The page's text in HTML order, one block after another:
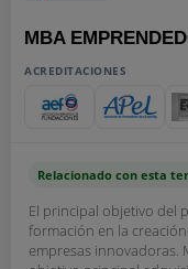
MBA
ACREDITACIONES
Relacionado con esta
El principal objetivo del
formación en la
empresas innovadoras.